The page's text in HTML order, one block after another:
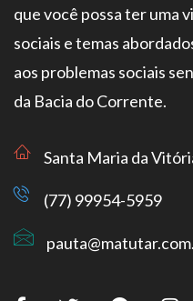
que você possa ter uma
sociais e temas
aos problemas sociais
da Bacia do Corrente.
Santa Maria da
(77) 99954-5959